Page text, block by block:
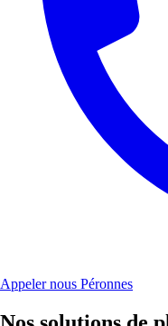
Appeler nous Péronnes